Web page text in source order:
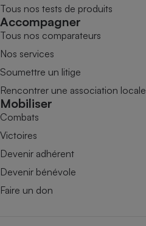
Tous nos tests de produits
Accompagner
Tous nos comparateurs
Nos services
Soumettre un litige
Rencontrer une association locale
Mobiliser
Combats
Victoires
Devenir adhérent
Devenir bénévole
Faire un don